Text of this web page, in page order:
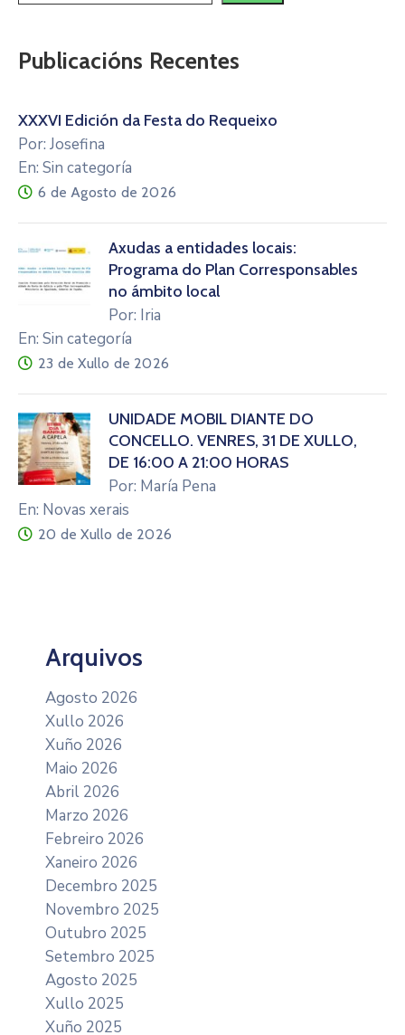
Publicacións Recentes
XXXVI Edición da Festa do Requeixo
Por: Josefina
En: Sin categoría
6 de Agosto de 2026
Axudas a entidades locais:
Programa do Plan Corresponsables
no ámbito local
Por: Iria
En: Sin categoría
23 de Xullo de 2026
UNIDADE MÓBIL DIANTE DO
CONCELLO. VENRES, 31 DE XULLO,
DE 16:00 A 21:00 HORAS
Por: María Pena
En: Novas xerais
20 de Xullo de 2026
Arquivos
Agosto 2026
Xullo 2026
Xuño 2026
Maio 2026
Abril 2026
Marzo 2026
Febreiro 2026
Xaneiro 2026
Decembro 2025
Novembro 2025
Outubro 2025
Setembro 2025
Agosto 2025
Xullo 2025
Xuño 2025